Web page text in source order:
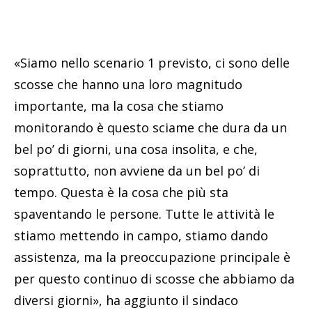
«Siamo nello scenario 1 previsto, ci sono delle
scosse che hanno una loro magnitudo
importante, ma la cosa che stiamo
monitorando è questo sciame che dura da un
bel po’ di giorni, una cosa insolita, e che,
soprattutto, non avviene da un bel po’ di
tempo. Questa è la cosa che più sta
spaventando le persone. Tutte le attività le
stiamo mettendo in campo, stiamo dando
assistenza, ma la preoccupazione principale è
per questo continuo di scosse che abbiamo da
diversi giorni», ha aggiunto il sindaco